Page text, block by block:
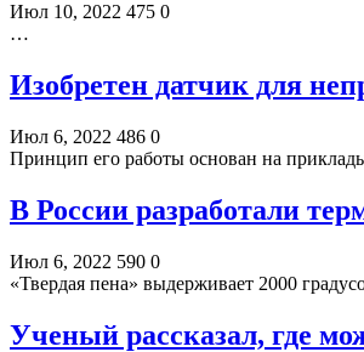
Июл 10, 2022 475 0
…
Изобретен датчик для
Июл 6, 2022 486 0
Принцип его работы основан на
В России разработали
Июл 6, 2022 590 0
«Твердая пена» выдерживает 2000
Ученый рассказал, где